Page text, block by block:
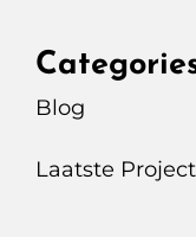
Blog
Laatste